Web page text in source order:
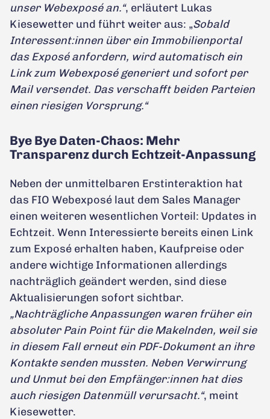
unser Webexposé an.“, erläutert Lukas
Kiesewetter und führt weiter aus: „Sobald
Interessent:innen über ein Immobilienportal
das Exposé anfordern, wird automatisch ein
Link zum Webexposé generiert und sofort per
Mail versendet. Das verschafft beiden Parteien
einen riesigen Vorsprung.“
Bye Bye Daten-Chaos: Mehr
Transparenz durch Echtzeit-Anpassung
Neben der unmittelbaren Erstinteraktion hat
das FIO Webexposé laut dem Sales Manager
einen weiteren wesentlichen Vorteil: Updates in
Echtzeit. Wenn Interessierte bereits einen Link
zum Exposé erhalten haben, Kaufpreise oder
andere wichtige Informationen allerdings
nachträglich geändert werden, sind diese
Aktualisierungen sofort sichtbar.
„Nachträgliche Anpassungen waren früher ein
absoluter Pain Point für die Makelnden, weil sie
in diesem Fall erneut ein PDF-Dokument an ihre
Kontakte senden mussten. Neben Verwirrung
und Unmut bei den Empfänger:innen hat dies
auch riesigen Datenmüll verursacht.“, meint
Kiesewetter.